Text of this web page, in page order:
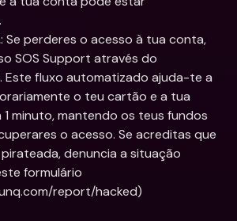
: Se perderes o acesso à tua conta,
SOS Support através do
Este fluxo automatizado ajuda-te a
o teu cartão e a tua
minuto, mantendo os teus fundos
o acesso. Se acreditas que
denuncia a situação
formulário
report/hacked)